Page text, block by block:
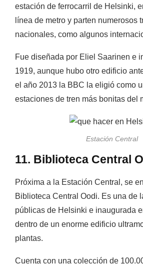
estación de ferrocarril de Helsinki,
línea de metro y parten numerosos
nacionales, como algunos
Fue diseñada por Eliel Saarinen e
1919, aunque hubo otro edificio
el año 2013 la BBC la eligió como
estaciones de tren más bonitas del
Estación Central
11. Biblioteca Central
Próxima a la Estación Central, se
Biblioteca Central Oodi. Es una de
públicas de Helsinki e inaugurada
dentro de un enorme edificio
plantas.
Cuenta con una colección de